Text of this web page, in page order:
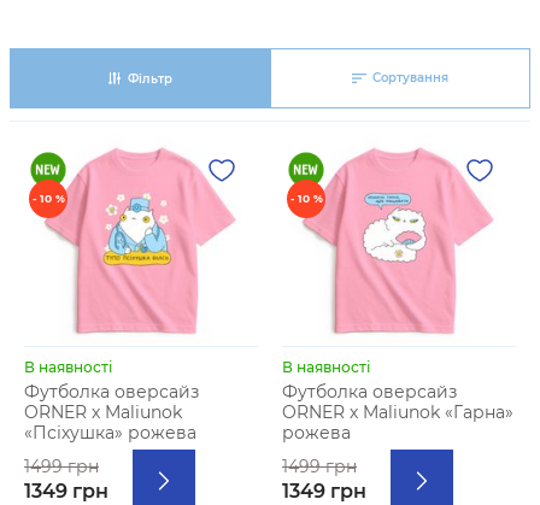
Фільтр Сортування
- 10 %
В наявності
Футболка оверсайз
ORNER х Maliunok
«Псіхушка» рожева
1499 грн
1349 грн
- 10 %
В наявності
Футболка оверсайз
ORNER х Maliunok «Гарна»
рожева
1499 грн
1349 грн